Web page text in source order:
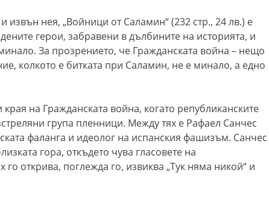
извън нея, „Войници от Саламин“ (232 стр., 24 лв.) е
герои, забравени в дълбините на историята, и
За прозрението, че Гражданската война – нещо
колкото е битката при Саламин, не е минало, а едно
на Гражданската война, когато републиканските
група пленници. Между тях е Рафаел Санчес
фаланга и идеолог на испанския фашизъм. Санчес
гора, откъдето чува гласовете на
открива, поглежда го, извиква „Тук няма никой“ и